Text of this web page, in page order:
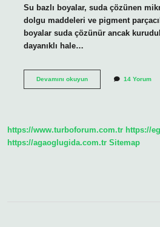
Su bazlı boyalar, suda çözünen
dolgu maddeleri ve pigment
boyalar suda çözünür ancak
dayanıklı hale…
Devamını okuyunBoya
14 Yorum
https://www.turboforum.com.tr https://
https://agaoglugida.com.tr Sitemap